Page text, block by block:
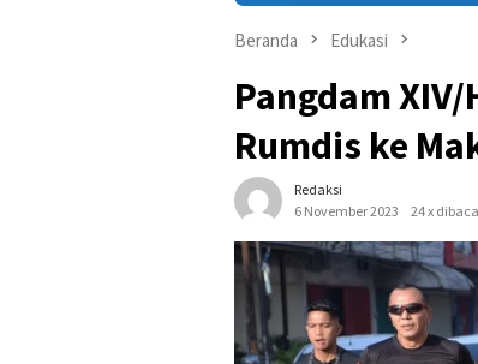
Beranda Edukasi
Pangdam
Rumdis ke
Redaksi
6 November 2023
24 x dibaca